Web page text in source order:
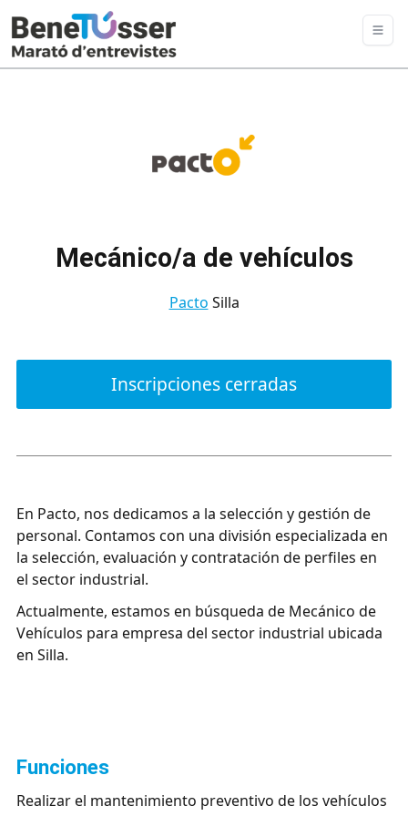
Mecánico/a de vehículos
Pacto Silla
Inscripciones cerradas
En Pacto, nos dedicamos a la selección y gestión de
personal. Contamos con una división especializada en
la selección, evaluación y contratación de perfiles en
el sector industrial.
Actualmente, estamos en búsqueda de Mecánico de
Vehículos para empresa del sector industrial ubicada
en Silla.
funciones
Realizar el mantenimiento preventivo de los vehículos